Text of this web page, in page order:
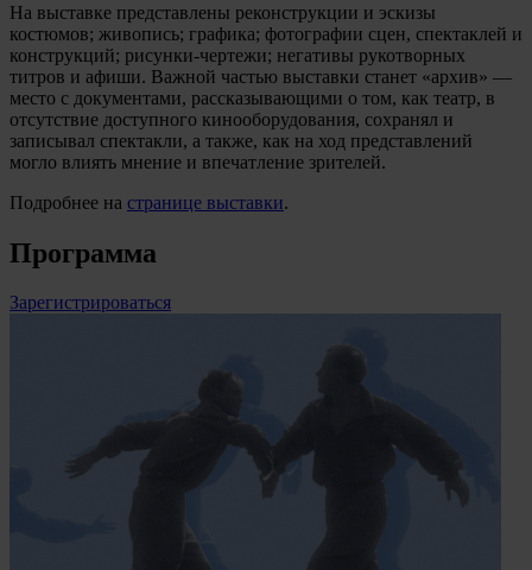
На выставке представлены реконструкции и эскизы
костюмов; живопись; графика; фотографии сцен, спектаклей и
конструкций; рисунки-чертежи; негативы рукотворных
титров и афиши. Важной частью выставки станет «архив» —
место с документами, рассказывающими о том, как театр, в
отсутствие доступного кинооборудования, сохранял и
записывал спектакли, а также, как на ход представлений
могло влиять мнение и впечатление зрителей.
Подробнее на странице выставки.
Программа
Зарегистрироваться